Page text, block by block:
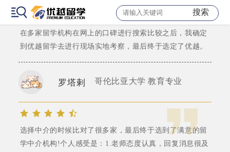
搜索
“预则立，不预则废”，大二我就开始关心申硕的信息开始
选择留学机构。
在多家留学机构在网上的口碑进行搜索比较之后，我确定
到优越留学去进行现场实地考察，最后终于选定了优越。
罗塔剌 哥伦比亚大学 教育专业
选择中介的时候比对了很多家，最后终于选到了满意的留
学中介机构!个人感受是：1.老师态度认真，回复消息很及